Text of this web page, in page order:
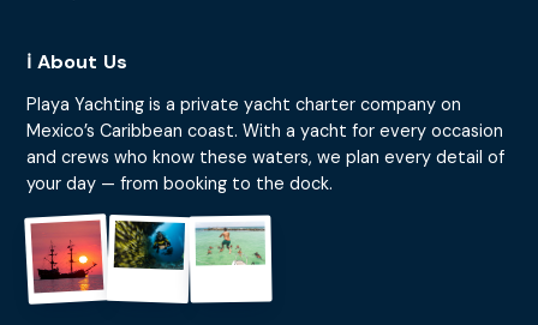
ℹ️ About Us
Playa Yachting is a private yacht charter company on
Mexico’s Caribbean coast. With a yacht for every occasion
and crews who know these waters, we plan every detail of
your day — from booking to the dock.